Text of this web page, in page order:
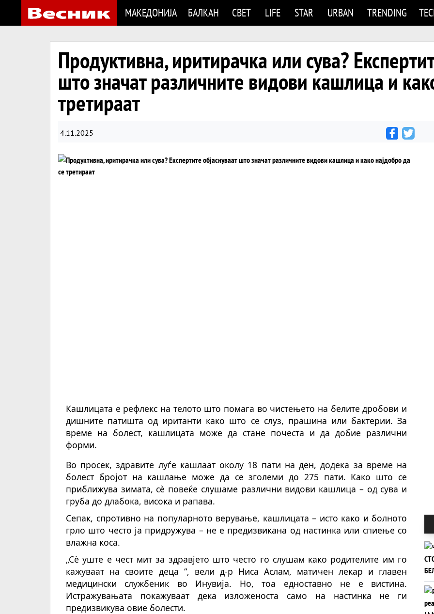
МАКЕДОНИЈА БАЛКАН СВЕТ LIFE STAR URBAN TRENDING
Продуктивна, иритирачка или сува?
што значат различните видови кашлица и
третираат
4.11.2025
Кашлицата е рефлекс на телото што помага во чистењето на белите дробови и
дишните патишта од иританти како што се слуз, прашина или бактерии. За
време на болест, кашлицата може да стане почеста и да добие различни
форми.
Во просек, здравите луѓе кашлаат околу 18 пати на ден, додека за време на
болест бројот на кашлање може да се зголеми до 275 пати. Како што се
приближува зимата, сè повеќе слушаме различни видови кашлица – од сува и
груба до длабока, висока и рапава.
Сепак, спротивно на популарното верување, кашлицата – исто како и болното
грло што често ја придружува – не е предизвикана од настинка или спиење со
влажна коса.
„Сè уште е чест мит за здравјето што често го слушам како родителите им го
кажуваат на своите деца “, вели д-р Ниса Аслам, матичен лекар и главен
медицински службеник во Инувија. Но, тоа едноставно не е вистина.
Истражувањата покажуваат дека изложеноста само на настинка не ги
предизвикува овие болести.